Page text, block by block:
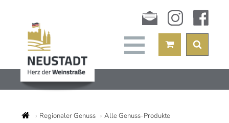
Newsletterinstagramfacebook
Regionaler Genuss
Alle Genuss-Produkte